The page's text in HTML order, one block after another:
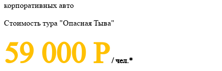
корпоративных авто
Стоимость тура "Опасная Тыва"
59 000 Р / чел.*